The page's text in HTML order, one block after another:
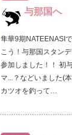
与那国へ
隼華9期NATEENASI
こう！与那国スタン
参加しました！！ 初
マ...？などいました(
カツオを釣って…